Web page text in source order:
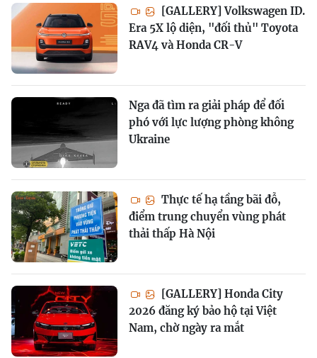
[GALLERY] Volkswagen ID.
Era 5X lộ diện, "đối thủ" Toyota
RAV4 và Honda CR-V
Nga đã tìm ra giải pháp để đối
phó với lực lượng phòng không
Ukraine
Thực tế hạ tầng bãi đỗ,
điểm trung chuyển vùng phát
thải thấp Hà Nội
[GALLERY] Honda City
2026 đăng ký bảo hộ tại Việt
Nam, chờ ngày ra mắt